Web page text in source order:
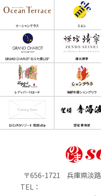
〒656-1721 兵庫県淡
TEL：